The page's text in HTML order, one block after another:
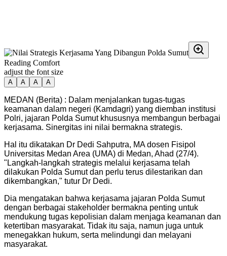
Reading Comfort
adjust the font size
A A A A
MEDAN (Berita) : Dalam menjalankan tugas-tugas
keamanan dalam negeri (Kamdagri) yang diemban institusi
Polri, jajaran Polda Sumut khususnya membangun berbagai
kerjasama. Sinergitas ini nilai bermakna strategis.
Hal itu dikatakan Dr Dedi Sahputra, MA dosen Fisipol
Universitas Medan Area (UMA) di Medan, Ahad (27/4).
"Langkah-langkah strategis melalui kerjasama telah
dilakukan Polda Sumut dan perlu terus dilestarikan dan
dikembangkan," tutur Dr Dedi.
Dia mengatakan bahwa kerjasama jajaran Polda Sumut
dengan berbagai stakeholder bermakna penting untuk
mendukung tugas kepolisian dalam menjaga keamanan dan
ketertiban masyarakat. Tidak itu saja, namun juga untuk
menegakkan hukum, serta melindungi dan melayani
masyarakat.